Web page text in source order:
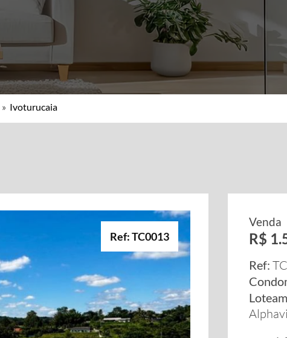
» Ivoturucaia
Ref: TC0013
Venda
R$
Ref: